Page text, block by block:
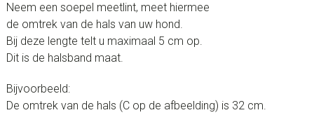
Neem een soepel meetlint, meet hiermee
de omtrek van de hals van uw hond.
Bij deze lengte telt u maximaal 5 cm op.
Dit is de halsband maat.
Bijvoorbeeld:
De omtrek van de hals (C op de afbeelding) is 32 cm.